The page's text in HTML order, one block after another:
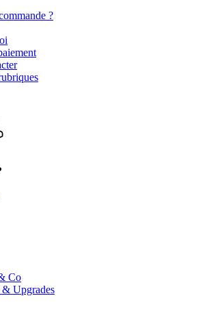
?
Co
& Upgrades